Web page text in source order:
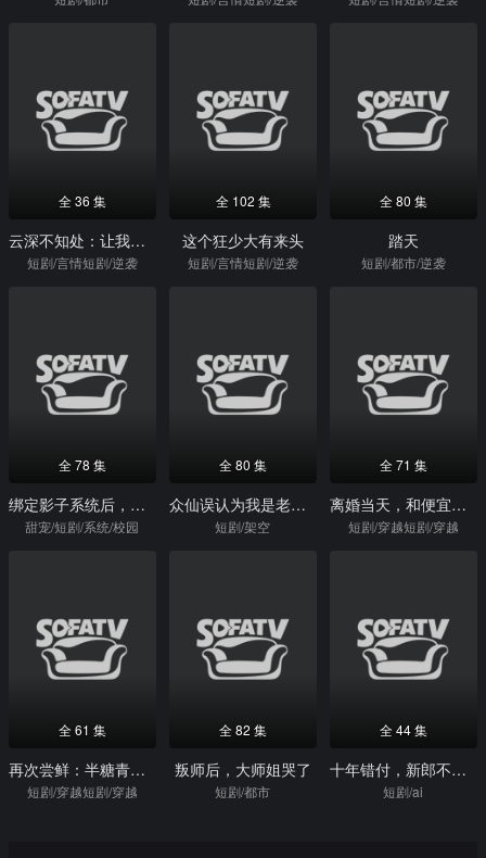
全 36 集
云深不知处：让我在爱你一次
短剧/言情短剧/逆袭
全 102 集
这个狂少大有来头
短剧/言情短剧/逆袭
全 80 集
踏天
短剧/都市/逆袭
全 78 集
绑定影子系统后，我成了校草的心尖宠
甜宠/短剧/系统/校园
全 80 集
众仙误认为我是老祖，纷纷发红包
短剧/架空
全 71 集
离婚当天，和便宜老公双双穿到古代养娃
短剧/穿越短剧/穿越
全 61 集
再次尝鲜：半糖青梅心尖宠
短剧/穿越短剧/穿越
全 82 集
叛师后，大师姐哭了
短剧/都市
全 44 集
十年错付，新郎不是你（51集）Ai短剧
短剧/ai